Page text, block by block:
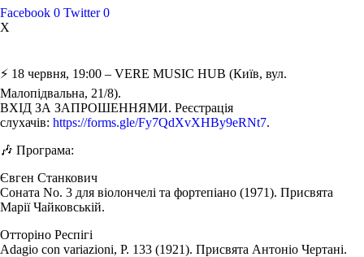
Facebook 0 Twitter 0
X
⚡️ 18 червня, 19:00 – VERE MUSIC HUB (Київ, вул.
Малопідвальна, 21/8).
ВХІД ЗА ЗАПРОШЕННЯМИ. Реєстрація
слухачів: https://forms.gle/Fy7QdXvXHBy9eRNt7.
🎶 Програма:
Євген Станкович
Соната No. 3 для віолончелі та фортепіано (1971). Присвята
Марії Чайковській.
Отторіно Респігі
Adagio con variazioni, P. 133 (1921). Присвята Антоніо Чертані.